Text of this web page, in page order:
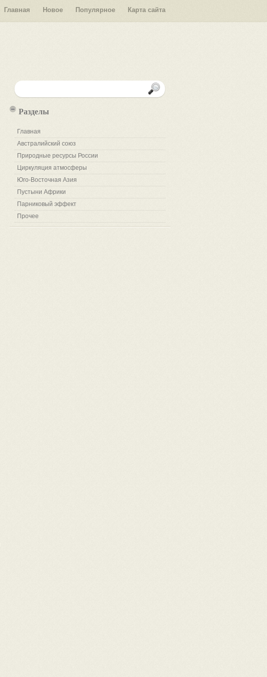
Главная Новое Популярное Карта сайта
Разделы
Главная
Австралийский союз
Природные ресурсы России
Циркуляция атмосферы
Юго-Восточная Азия
Пустыни Африки
Парниковый эффект
Прочее